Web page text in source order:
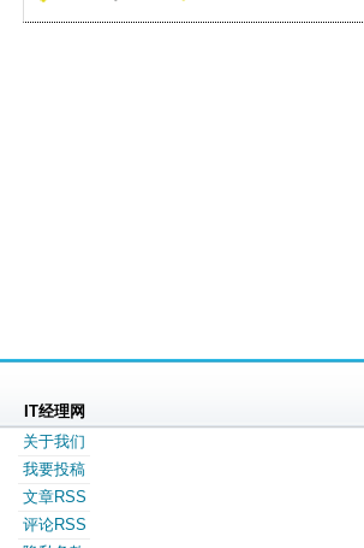
IT经理网
关于我们
我要投稿
文章RSS
评论RSS